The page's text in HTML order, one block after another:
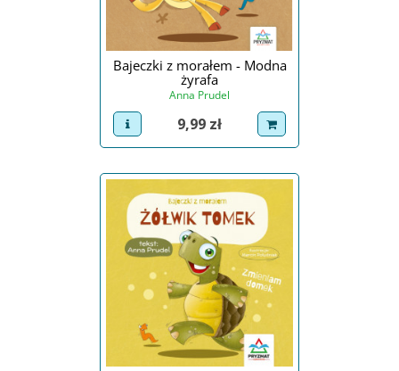
Bajeczki z morałem - Modna
żyrafa
Anna Prudel
view product
Cena
9,99 zł dodaj do koszyka